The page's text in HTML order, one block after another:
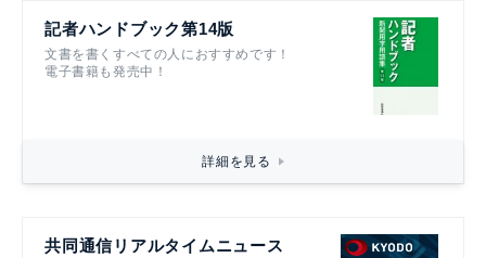
記者ハンドブック第14版
文書を書くすべての人におすすめです！
電子書籍も発売中！
詳細を見る
共同通信リアルタイムニュース